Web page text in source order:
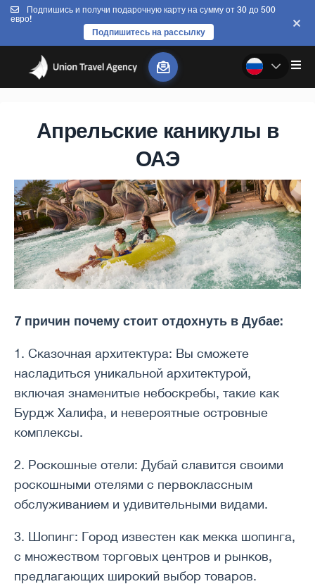
Подпишись и получи подарочную карту на сумму от 30 до 500
евро!
Подпишитесь на рассылку
Апрельские каникулы в
ОАЭ
7 причин почему стоит отдохнуть в Дубае:
1. Сказочная архитектура: Вы сможете
насладиться уникальной архитектурой,
включая знаменитые небоскребы, такие как
Бурдж Халифа, и невероятные островные
комплексы.
2. Роскошные отели: Дубай славится своими
роскошными отелями с первоклассным
обслуживанием и удивительными видами.
3. Шопинг: Город известен как мекка шопинга,
с множеством торговых центров и рынков,
предлагающих широкий выбор товаров.